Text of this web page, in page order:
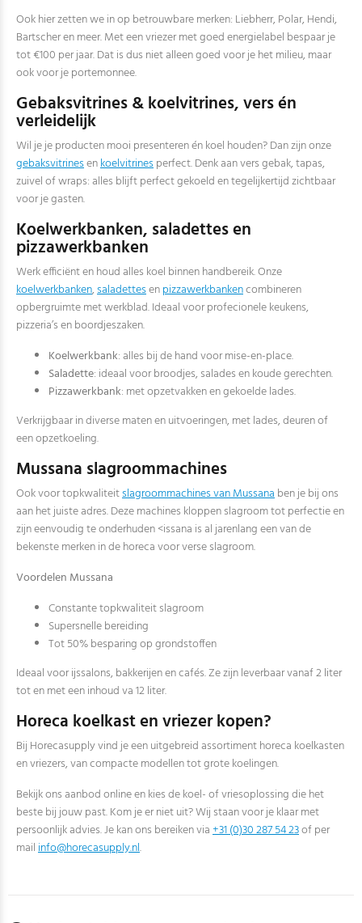
Ook hier zetten we in op betrouwbare merken: Liebherr, Polar, Hendi,
Bartscher en meer. Met een vriezer met goed energielabel bespaar je
tot €100 per jaar. Dat is dus niet alleen goed voor je het milieu, maar
ook voor je portemonnee.
Gebaksvitrines & koelvitrines, vers én
verleidelijk
Wil je je producten mooi presenteren én koel houden? Dan zijn onze
gebaksvitrinesenkoelvitrinesperfect. Denk aan vers gebak, tapas,
zuivel of wraps: alles blijft perfect gekoeld en tegelijkertijd zichtbaar
voor je gasten.
Koelwerkbanken, saladettes en
pizzawerkbanken
Werk efficiënt en houd alles koel binnen handbereik. Onze
koelwerkbanken,saladettesenpizzawerkbankencombineren
opbergruimte met werkblad. Ideaal voor profecionele keukens,
pizzeria’s en boordjeszaken.
Koelwerkbank: alles bij de hand voor mise-en-place.
Saladette: ideaal voor broodjes, salades en koude gerechten.
Pizzawerkbank: met opzetvakken en gekoelde lades.
Verkrijgbaar in diverse maten en uitvoeringen, met lades, deuren of
een opzetkoeling.
Mussana slagroommachines
Ook voor topkwaliteitslagroommachines van Mussanaben je bij ons
aan het juiste adres. Deze machines kloppen slagroom tot perfectie en
zijn eenvoudig te onderhuden <issana is al jarenlang een van de
bekenste merken in de horeca voor verse slagroom.
Voordelen Mussana
Constante topkwaliteit slagroom
Supersnelle bereiding
Tot 50% besparing op grondstoffen
Ideaal voor ijssalons, bakkerijen en cafés. Ze zijn leverbaar vanaf 2 liter
tot en met een inhoud va 12 liter.
Horeca koelkast en vriezer kopen?
Bij Horecasupply vind je een uitgebreid assortiment horeca koelkasten
en vriezers, van compacte modellen tot grote koelingen.
Bekijk ons aanbod online en kies de koel- of vriesoplossing die het
beste bij jouw past. Kom je er niet uit? Wij staan voor je klaar met
persoonlijk advies. Je kan ons bereiken via+31 (0)30 287 54 23of per
mailinfo@horecasupply.nl.